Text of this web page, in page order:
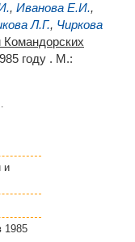
, Иванова Е.И.,
Л.Г., Чиркова
Командорских
году . М.:
и
1985